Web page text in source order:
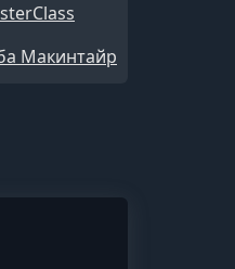
Макинтайр